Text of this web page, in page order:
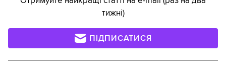
тижні)
ПІДПИСАТИСЯ